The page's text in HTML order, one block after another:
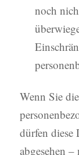
noch
Wenn Sie
dürfen diese
abgesehen